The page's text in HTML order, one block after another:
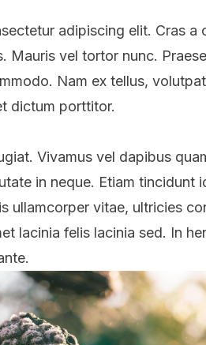
adipiscing elit. Cras a
Mauris vel tortor nunc.
Nam ex tellus,
dictum porttitor.
Vivamus vel dapibus
in neque. Etiam tincidunt
ullamcorper vitae, ultricies
lacinia felis lacinia sed. In